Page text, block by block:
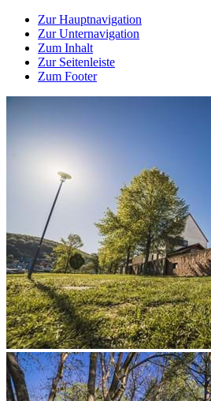
Zur Hauptnavigation
Zur Unternavigation
Zum Inhalt
Zur Seitenleiste
Zum Footer